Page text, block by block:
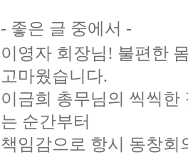
- 좋은 글 중에서 -
이영자 회장님! 불편한
고마웠습니다.
이금희 총무님의 씩씩
는 순간부터
책임감으로 항시 동창회